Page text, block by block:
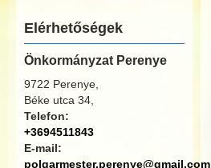
Elérhetőségek
Önkormányzat Perenye
9722 Perenye,
Béke utca 34,
Telefon:
+3694511843
E-mail:
polgarmester.perenye@gmail.com